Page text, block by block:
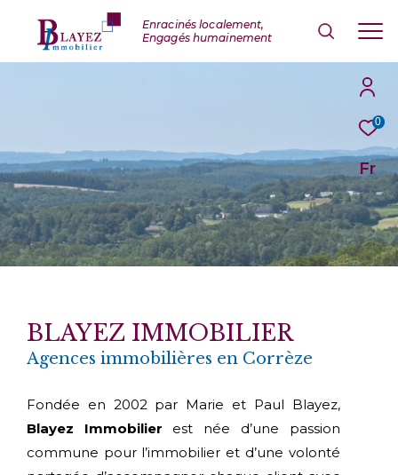
0
Fr
BLAYEZ IMMOBILIER
Agences immobilières en Corrèze
Fondée en 2002 par Marie et Paul Blayez,
Blayez Immobilier est née d’une passion
commune pour l’immobilier et d’une volonté